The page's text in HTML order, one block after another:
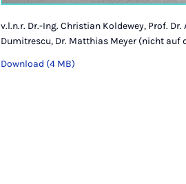
v.l.n.r. Dr.-Ing. Christian Koldewey, Prof.
Dumitrescu, Dr. Matthias Meyer (nicht auf
Download (4 MB)